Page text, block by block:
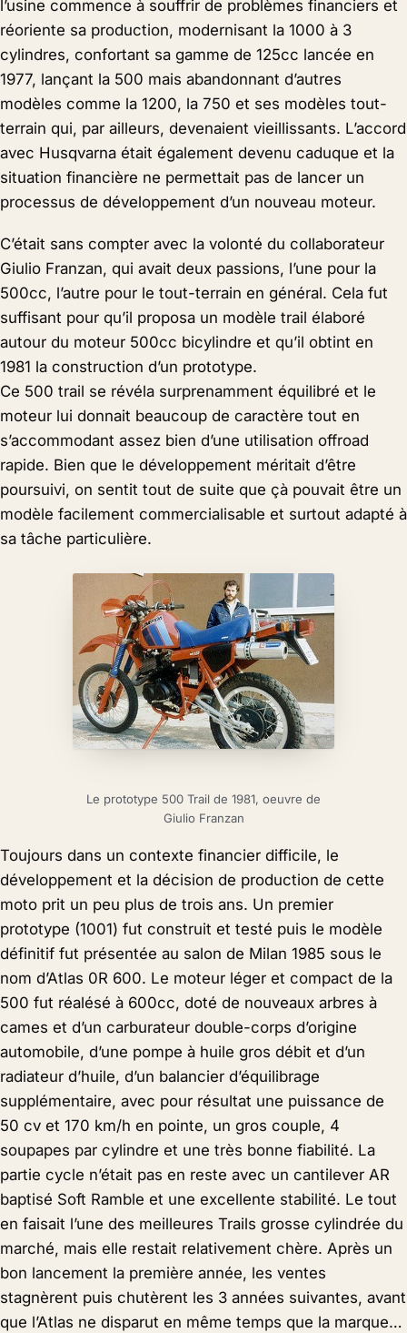
l’usine commence à souffrir de problèmes financiers et
réoriente sa production, modernisant la 1000 à 3
cylindres, confortant sa gamme de 125cc lancée en
1977, lançant la 500 mais abandonnant d’autres
modèles comme la 1200, la 750 et ses modèles tout-
terrain qui, par ailleurs, devenaient vieillissants. L’accord
avec Husqvarna était également devenu caduque et la
situation financière ne permettait pas de lancer un
processus de développement d’un nouveau moteur.
C’était sans compter avec la volonté du collaborateur
Giulio Franzan, qui avait deux passions, l’une pour la
500cc, l’autre pour le tout-terrain en général. Cela fut
suffisant pour qu’il proposa un modèle trail élaboré
autour du moteur 500cc bicylindre et qu’il obtint en
1981 la construction d’un prototype.
Ce 500 trail se révéla surprenamment équilibré et le
moteur lui donnait beaucoup de caractère tout en
s’accommodant assez bien d’une utilisation offroad
rapide. Bien que le développement méritait d’être
poursuivi, on sentit tout de suite que çà pouvait être un
modèle facilement commercialisable et surtout adapté à
sa tâche particulière.
Le prototype 500 Trail de 1981, oeuvre de
Giulio Franzan
Toujours dans un contexte financier difficile, le
développement et la décision de production de cette
moto prit un peu plus de trois ans. Un premier
prototype (1001) fut construit et testé puis le modèle
définitif fut présentée au salon de Milan 1985 sous le
nom d’Atlas 0R 600. Le moteur léger et compact de la
500 fut réalésé à 600cc, doté de nouveaux arbres à
cames et d’un carburateur double-corps d’origine
automobile, d’une pompe à huile gros débit et d’un
radiateur d’huile, d’un balancier d’équilibrage
supplémentaire, avec pour résultat une puissance de
50 cv et 170 km/h en pointe, un gros couple, 4
soupapes par cylindre et une très bonne fiabilité. La
partie cycle n’était pas en reste avec un cantilever AR
baptisé Soft Ramble et une excellente stabilité. Le tout
en faisait l’une des meilleures Trails grosse cylindrée du
marché, mais elle restait relativement chère. Après un
bon lancement la première année, les ventes
stagnèrent puis chutèrent les 3 années suivantes, avant
que l’Atlas ne disparut en même temps que la marque…